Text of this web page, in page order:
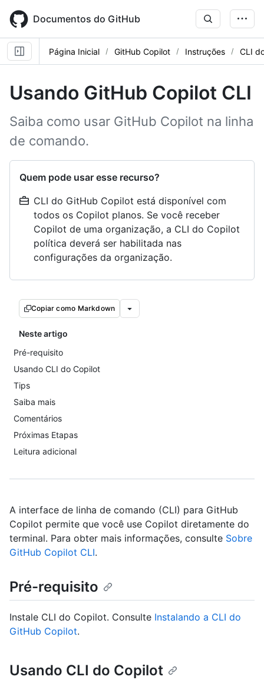
main
content
Documentos do GitHub
Página Inicial GitHub Copilot Instruções CLI
Usando GitHub Copilot CLI
Saiba como usar GitHub Copilot na linha
de comando.
Quem pode usar esse recurso?
CLI do GitHub Copilot está disponível com
todos os Copilot planos. Se você receber
Copilot de uma organização, a CLI do Copilot
política deverá ser habilitada nas
configurações da organização.
Copiar como Markdown
Neste artigo
Pré-requisito
Usando CLI do Copilot
Tips
Saiba mais
Comentários
Próximas Etapas
Leitura adicional
A interface de linha de comando (CLI) para GitHub
Copilot permite que você use Copilot diretamente do
terminal. Para obter mais informações, consulte Sobre
GitHub Copilot CLI.
Pré-requisito
Instale CLI do Copilot. Consulte Instalando a CLI do
GitHub Copilot.
Usando CLI do Copilot